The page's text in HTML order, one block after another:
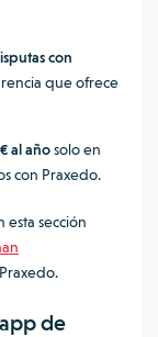
con
que ofrece
al añosolo en
con Praxedo.
esta sección
de